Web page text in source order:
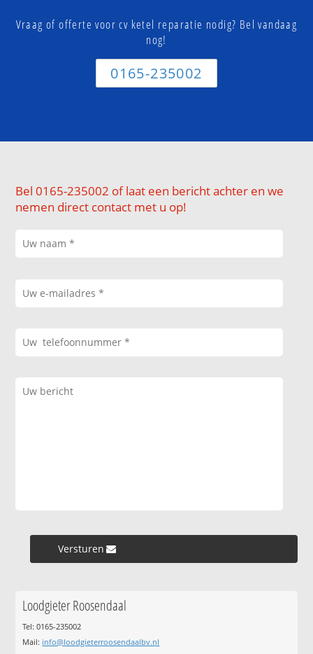
Vraag of offerte voor cv ketel reparatie nodig? Bel vandaag
nog!
0165-235002
Bel 0165-235002 of laat een bericht achter en we
nemen direct contact met u op!
Versturen »
Loodgieter Roosendaal
Tel: 0165-235002
Mail: info@loodgieterroosendaalbv.nl